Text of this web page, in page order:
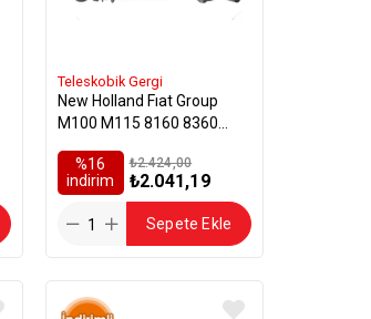
Teleskobik Gergi
New Holland Fıat Group
M100 M115 8160 8360
Gergi
%16
i̇ndirim
₺2.041,19
₺2.424,00
Sepete Ekle